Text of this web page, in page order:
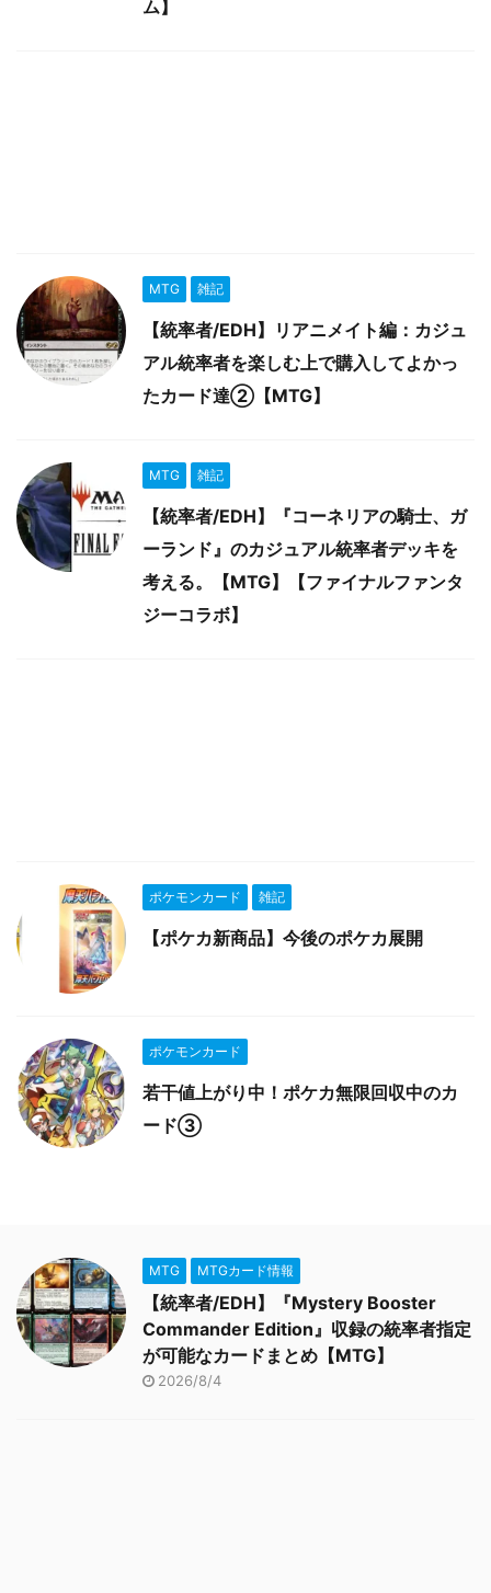
ム】
MTG 雑記
【統率者/EDH】リアニメイト編：カジュ
アル統率者を楽しむ上で購入してよかっ
たカード達②【MTG】
MTG 雑記
【統率者/EDH】『コーネリアの騎士、ガ
ーランド』のカジュアル統率者デッキを
考える。【MTG】【ファイナルファンタ
ジーコラボ】
ポケモンカード 雑記
【ポケカ新商品】今後のポケカ展開
ポケモンカード
若干値上がり中！ポケカ無限回収中のカ
ード③
MTG MTGカード情報
【統率者/EDH】『Mystery Booster
Commander Edition』収録の統率者指定
が可能なカードまとめ【MTG】
2026/8/4